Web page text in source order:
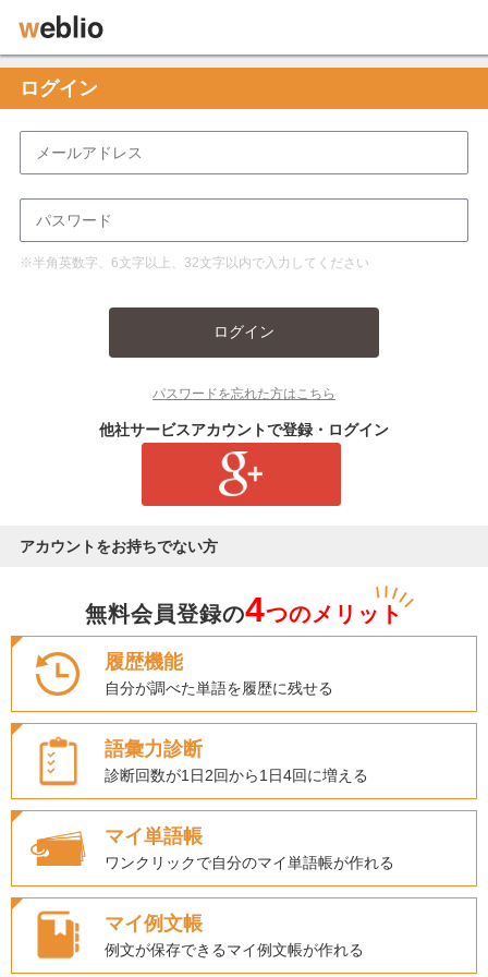
ログイン
※半角英数字、6文字以上、32文字以内で入力してください
ログイン
パスワードを忘れた方はこちら
他社サービスアカウントで登録・ログイン
アカウントをお持ちでない方
無料会員登録の4つのメリット
履歴機能
自分が調べた単語を履歴に残せる
語彙力診断
診断回数が1日2回から1日4回に増える
マイ単語帳
ワンクリックで自分のマイ単語帳が作れる
マイ例文帳
例文が保存できるマイ例文帳が作れる